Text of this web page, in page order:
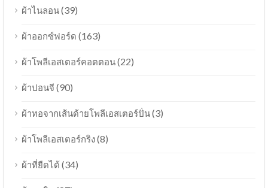
ผ้าไนลอน(39)
ผ้าออกซ์ฟอร์ด (163)
ผ้าโพลีเอสเตอร์คอตตอน(22)
ผ้าปอนจี (90)
ผ้าทอจากเส้นด้ายโพลีเอสเตอร์ปั่น(3)
ผ้าโพลีเอสเตอร์กริง(8)
ผ้าที่ยืดได้(34)